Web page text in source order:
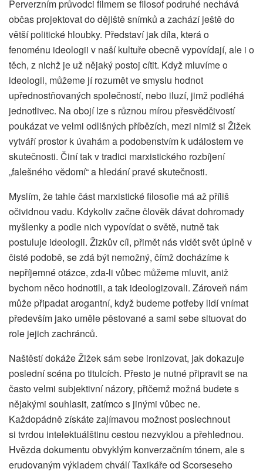
Perverzním průvodci filmem se filosof podruhé nechává
občas projektovat do dějiště snímků a zachází ještě do
větší politické hloubky. Představí jak díla, která o
fenoménu ideologii v naší kultuře obecně vypovídají, ale i o
těch, z nichž je už nějaký postoj cítit. Když mluvíme o
ideologii, můžeme jí rozumět ve smyslu hodnot
upřednostňovaných společností, nebo iluzí, jimž podléhá
jednotlivec. Na obojí lze s různou mírou přesvědčivostí
poukázat ve velmi odlišných příbězích, mezi nimiž si Žižek
vytváří prostor k úvahám a podobenstvím k událostem ve
skutečnosti. Činí tak v tradici marxistického rozbíjení
„falešného vědomí“ a hledání pravé skutečnosti.
Myslím, že tahle část marxistické filosofie má až příliš
očividnou vadu. Kdykoliv začne člověk dávat dohromady
myšlenky a podle nich vypovídat o světě, nutně tak
postuluje ideologii. Žizkův cíl, přimět nás vidět svět úplně v
čisté podobě, se zdá být nemožný, čímž docházíme k
nepříjemné otázce, zda-li vůbec můžeme mluvit, aniž
bychom něco hodnotili, a tak ideologizovali. Zároveň nám
může připadat arogantní, když budeme potřeby lidí vnímat
především jako uměle pěstované a sami sebe situovat do
role jejich zachránců.
Naštěstí dokáže Žižek sám sebe ironizovat, jak dokazuje
poslední scéna po titulcích. Přesto je nutné připravit se na
často velmi subjektivní názory, přičemž možná budete s
nějakými souhlasit, zatímco s jinými vůbec ne.
Každopádně získáte zajímavou možnost poslechnout
si tvrdou intelektuálštinu cestou nezvyklou a přehlednou.
Hvězda dokumentu obvyklým konverzačním tónem, ale s
erudovaným výkladem chválí Taxikáře od Scorseseho